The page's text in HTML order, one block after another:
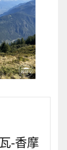
-香摩